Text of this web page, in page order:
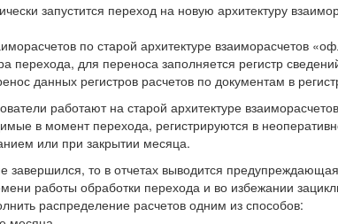
запустится переход на новую архитектуру
по старой архитектуре взаиморасчетов
перехода, для переноса заполняется регистр
данных регистров расчетов по документам в
работают на старой архитектуре
в момент перехода, регистрируются в
или при закрытии месяца.
завершился, то в отчетах выводится
работы обработки перехода и во избежании
распределение расчетов одним из способов: